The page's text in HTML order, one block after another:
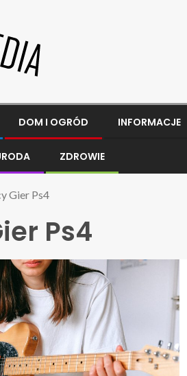
DOM I OGRÓD INFORMACJE
ZDROWIE
Gier Ps4
Ps4